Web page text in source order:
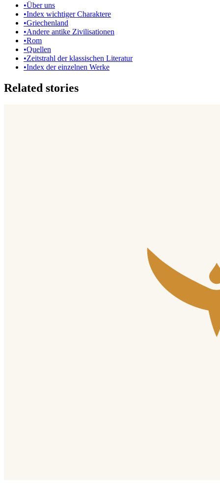
•Über uns
•Index wichtiger Charaktere
•Griechenland
•Andere antike Zivilisationen
•Rom
•Quellen
•Zeitstrahl der klassischen Literatur
•Index der einzelnen Werke
Related stories